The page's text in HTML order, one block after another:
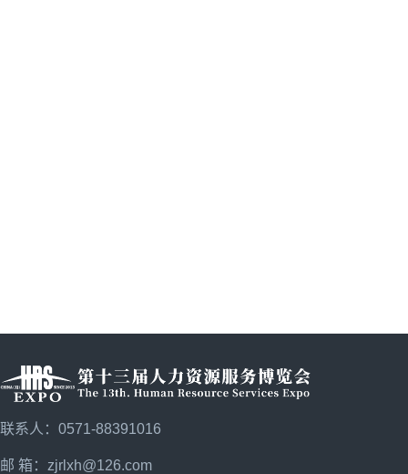
联系人：0571-88391016
邮 箱：zjrlxh@126.com